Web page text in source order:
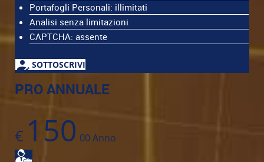
Portafogli Personali: illimitati
Analisi senza limitazioni
CAPTCHA: assente
SOTTOSCRIVI
PRO ANNUALE
€ 150 00Anno